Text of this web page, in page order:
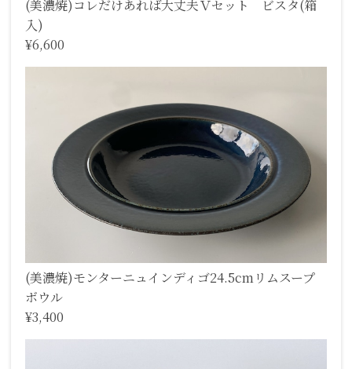
(美濃焼)コレだけあれば大丈夫Ｖセット ビスタ(箱
入)
¥6,600
(美濃焼)モンターニュインディゴ24.5cmリムスープ
ボウル
¥3,400